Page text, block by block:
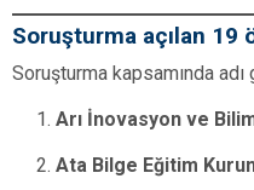
Soruşturma açılan 19
Soruşturma kapsamında
Arı İnovasyon ve
Ata Bilge Eğitim